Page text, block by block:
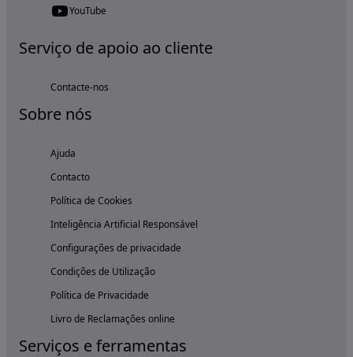
YouTube
Serviço de apoio ao cliente
Contacte-nos
Sobre nós
Ajuda
Contacto
Política de Cookies
Inteligência Artificial Responsável
Configurações de privacidade
Condições de Utilização
Política de Privacidade
Livro de Reclamações online
Serviços e ferramentas